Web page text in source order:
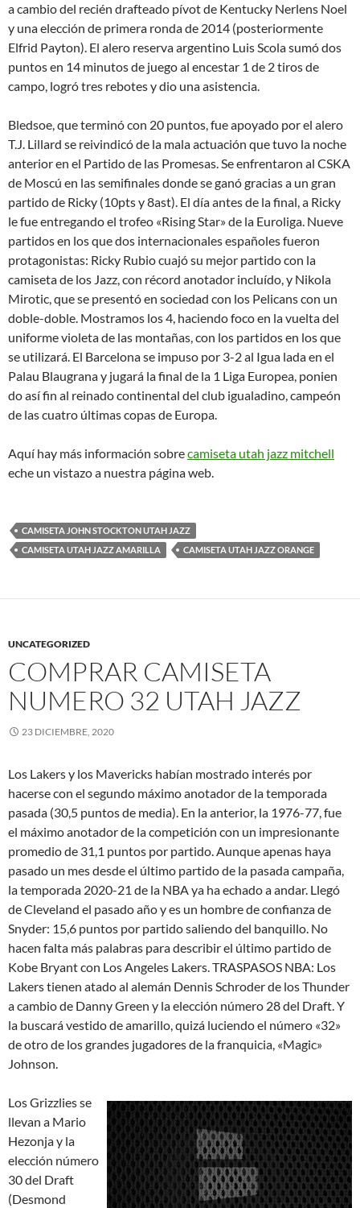
a cambio del recién drafteado pívot de Kentucky Nerlens Noel
y una elección de primera ronda de 2014 (posteriormente
Elfrid Payton). El alero reserva argentino Luis Scola sumó dos
puntos en 14 minutos de juego al encestar 1 de 2 tiros de
campo, logró tres rebotes y dio una asistencia.
Bledsoe, que terminó con 20 puntos, fue apoyado por el alero
T.J. Lillard se reivindicó de la mala actuación que tuvo la noche
anterior en el Partido de las Promesas. Se enfrentaron al CSKA
de Moscú en las semifinales donde se ganó gracias a un gran
partido de Ricky (10pts y 8ast). El día antes de la final, a Ricky
le fue entregando el trofeo «Rising Star» de la Euroliga. Nueve
partidos en los que dos internacionales españoles fueron
protagonistas: Ricky Rubio cuajó su mejor partido con la
camiseta de los Jazz, con récord anotador incluído, y Nikola
Mirotic, que se presentó en sociedad con los Pelicans con un
doble-doble. Mostramos los 4, haciendo foco en la vuelta del
uniforme violeta de las montañas, con los partidos en los que
se utilizará. El Barcelona se impuso por 3-2 al Igua lada en el
Palau Blaugrana y jugará la final de la 1 Liga Europea, ponien
do así fin al reinado continental del club igualadino, campeón
de las cuatro últimas copas de Europa.
Aquí hay más información sobrecamiseta utah jazz mitchell
eche un vistazo a nuestra página web.
CAMISETA JOHN STOCKTON UTAH JAZZ
CAMISETA UTAH JAZZ AMARILLA
CAMISETA UTAH JAZZ ORANGE
UNCATEGORIZED
COMPRAR CAMISETA
NUMERO 32 UTAH JAZZ
23 DICIEMBRE, 2020
Los Lakers y los Mavericks habían mostrado interés por
hacerse con el segundo máximo anotador de la temporada
pasada (30,5 puntos de media). En la anterior, la 1976-77, fue
el máximo anotador de la competición con un impresionante
promedio de 31,1 puntos por partido. Aunque apenas haya
pasado un mes desde el último partido de la pasada campaña,
la temporada 2020-21 de la NBA ya ha echado a andar. Llegó
de Cleveland el pasado año y es un hombre de confianza de
Snyder: 15,6 puntos por partido saliendo del banquillo. No
hacen falta más palabras para describir el último partido de
Kobe Bryant con Los Angeles Lakers. TRASPASOS NBA: Los
Lakers tienen atado al alemán Dennis Schroder de los Thunder
a cambio de Danny Green y la elección número 28 del Draft. Y
la buscará vestido de amarillo, quizá luciendo el número «32»
de otro de los grandes jugadores de la franquicia, «Magic»
Johnson.
Los Grizzlies se
llevan a Mario
Hezonja y la
elección número
30 del Draft
(Desmond